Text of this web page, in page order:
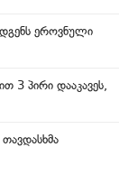
ეროვნული
3 პირი დააკავეს,